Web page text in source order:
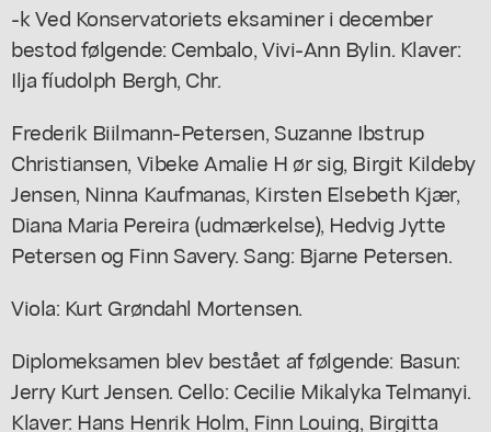
-k Ved Konservatoriets eksaminer i december
bestod følgende: Cembalo, Vivi-Ann Bylin. Klaver:
Ilja fíudolph Bergh, Chr.
Frederik Biilmann-Petersen, Suzanne Ibstrup
Christiansen, Vibeke Amalie H ør sig, Birgit Kildeby
Jensen, Ninna Kaufmanas, Kirsten Elsebeth Kjær,
Diana Maria Pereira (udmærkelse), Hedvig Jytte
Petersen og Finn Savery. Sang: Bjarne Petersen.
Viola: Kurt Grøndahl Mortensen.
Diplomeksamen blev bestået af følgende: Basun:
Jerry Kurt Jensen. Cello: Cecilie Mikalyka Telmanyi.
Klaver: Hans Henrik Holm, Finn Louing, Birgitta